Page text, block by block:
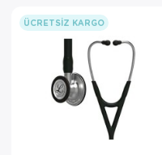
ÜCRETSIZ KARGO